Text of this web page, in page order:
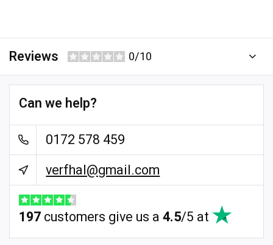
Reviews 0/10
Can we help?
0172 578 459
verfhal@gmail.com
197customers give us a4.5/5 at